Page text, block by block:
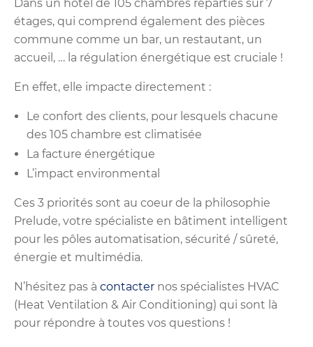
Dans un hôtel de 105 chambres réparties sur 7
étages, qui comprend également des pièces
commune comme un bar, un restautant, un
accueil, … la régulation énergétique est cruciale !
En effet, elle impacte directement :
Le confort des clients, pour lesquels chacune
des 105 chambre est climatisée
La facture énergétique
L’impact environmental
Ces 3 priorités sont au coeur de la philosophie
Prelude, votre spécialiste en bâtiment intelligent
pour les pôles automatisation, sécurité / sûreté,
énergie et multimédia.
N’hésitez pas à contacter nos spécialistes HVAC
(Heat Ventilation & Air Conditioning) qui sont là
pour répondre à toutes vos questions !